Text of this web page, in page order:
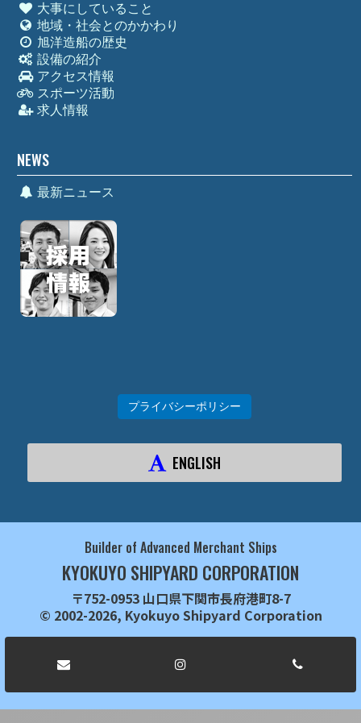
大事にしていること
地域・社会とのかかわり
旭洋造船の歴史
設備の紹介
アクセス情報
スポーツ活動
求人情報
NEWS
最新ニュース
プライバシーポリシー
ENGLISH
Builder of Advanced Merchant Ships
KYOKUYO SHIPYARD CORPORATION
〒752-0953 山口県下関市長府港町8-7
© 2002-2026, Kyokuyo Shipyard Corporation